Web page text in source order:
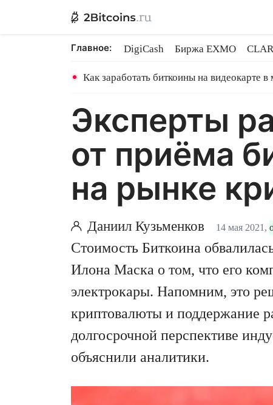
Главное: DigiCash Биржа EXMO
Как заработать биткоины на видеокарте
Эксперты
от приёма
на рынке
Даниил Кузьменков 14 мая 2021,
Стоимость Биткоина
Илона Маска о том, что его
электрокары. Напомним, это
криптовалюты и поддержание
долгосрочной перспективе
объяснили аналитики.